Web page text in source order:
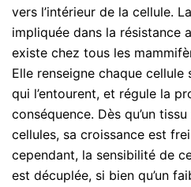
vers l’intérieur de la cellule.
impliquée dans la résistance
existe chez tous les
Elle renseigne chaque
qui l’entourent, et régule la
conséquence. Dès qu’un
cellules, sa croissance est
cependant, la sensibilité de
est décuplée, si bien qu’un